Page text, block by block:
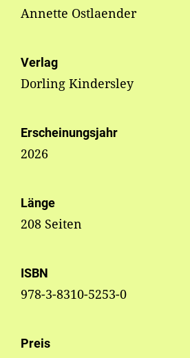
Annette Ostlaender
Verlag
Dorling Kindersley
Erscheinungsjahr
2026
Länge
208 Seiten
ISBN
978-3-8310-5253-0
Preis